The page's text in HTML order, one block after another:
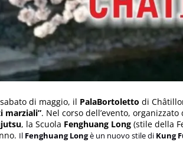
di maggio, il PalaBortoletto di
marziali”. Nel corso dell’evento, organizzato
, la Scuola Fenghuang Long (stile della
Il Fenghuang Longè un nuovo stile di Kung